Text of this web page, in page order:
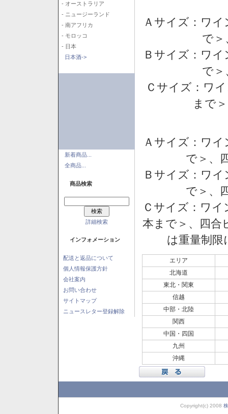
- オーストラリア
- ニュージーランド
- 南アフリカ
- モロッコ
- 日本
日本酒->
新着商品...
全商品...
商品検索
詳細検索
インフォメーション
配送と返品について
個人情報保護方針
会社案内
お問い合わせ
サイトマップ
ニュースレター登録解除
Ａサイズ：ワ
で
Ｂサイズ：ワ
で
Ｃサイズ：ワ
まで
Ａサイズ：ワ
で＞、
Ｂサイズ：ワ
で＞、
Ｃサイズ：ワイ
本まで＞、四
は重量制
エリア
北海道
東北・関東
信越
中部・北陸
関西
中国・四国
九州
沖縄
Copyright(c) 2008